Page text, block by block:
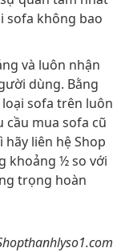
sofa không bao
và luôn nhận
dùng. Bằng
sofa trên luôn
cầu mua sofa cũ
liên hệ Shop
khoảng ½ so với
trọng hoàn